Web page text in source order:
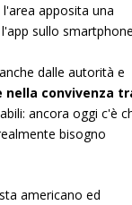
apposita una
sullo
dalle autorità e
nella convivenza
ancora oggi c'è
bisogno
americano ed